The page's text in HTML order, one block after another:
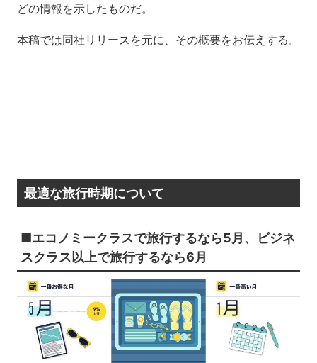
どの情報を示したものだ。
本稿では同社リリースを元に、その概要をお伝えする。
最適な旅行時期について
■エコノミークラスで旅行するなら5月、ビジネ
スクラス以上で旅行するなら6月